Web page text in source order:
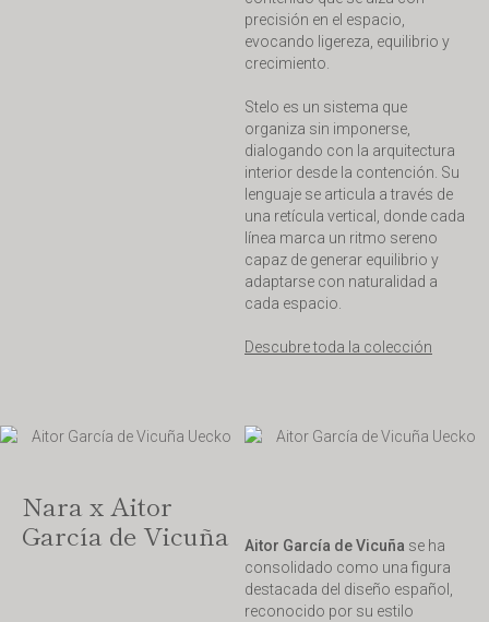
precisión en el espacio,
evocando ligereza, equilibrio y
crecimiento.
Stelo es un sistema que
organiza sin imponerse,
dialogando con la arquitectura
interior desde la contención. Su
lenguaje se articula a través de
una retícula vertical, donde cada
línea marca un ritmo sereno
capaz de generar equilibrio y
adaptarse con naturalidad a
cada espacio.
Descubre toda la colección
Nara x Aitor
García de Vicuña Aitor García de Vicuña se ha
consolidado como una figura
destacada del diseño español,
reconocido por su estilo